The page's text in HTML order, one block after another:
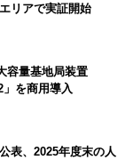
リアで実証開始
容量基地局装置
」を商用導入
表、2025年度末の人